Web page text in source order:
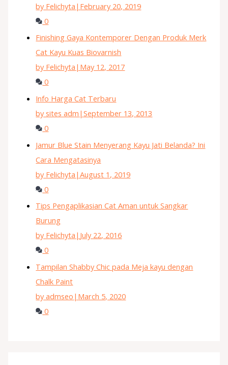
by Felichyta | February 20, 2019
0
Finishing Gaya Kontemporer Dengan Produk Merk
Cat Kayu Kuas Biovarnish
by Felichyta | May 12, 2017
0
Info Harga Cat Terbaru
by sites adm |September 13, 2013
0
Jamur Blue Stain Menyerang Kayu Jati Belanda? Ini
Cara Mengatasinya
by Felichyta |August 1, 2019
0
Tips Pengaplikasian Cat Aman untuk Sangkar
Burung
by Felichyta | July 22, 2016
0
Tampilan Shabby Chic pada Meja kayu dengan
Chalk Paint
by admseo | March 5, 2020
0